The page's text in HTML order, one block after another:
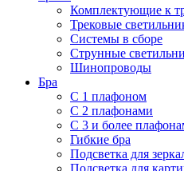
Комплектующие к
Трековые
Системы в сборе
Струнные
Шинопроводы
Бра
С 1 плафоном
С 2 плафонами
С 3 и более
Гибкие бра
Подсветка для
Подсветка для